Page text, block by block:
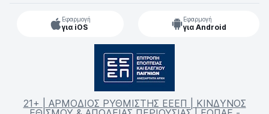
Εφαρμογή
για iOS
Εφαρμογή
για Android
21+ | ΑΡΜΟΔΙΟΣ ΡΥΘΜΙΣΤΗΣ ΕΕΕΠ | ΚΙΝΔΥΝΟΣ